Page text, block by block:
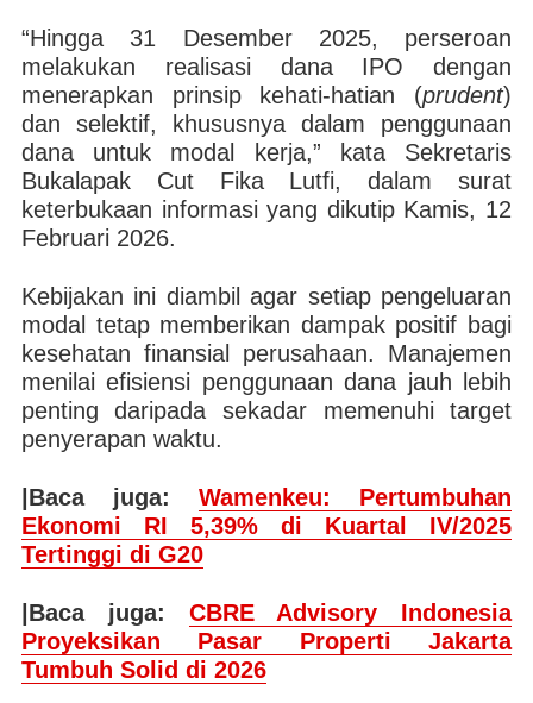
“Hingga 31 Desember 2025, perseroan
melakukan realisasi dana IPO dengan
menerapkan prinsip kehati-hatian (prudent)
dan selektif, khususnya dalam penggunaan
dana untuk modal kerja,” kata Sekretaris
Bukalapak Cut Fika Lutfi, dalam surat
keterbukaan informasi yang dikutip Kamis, 12
Februari 2026.
Kebijakan ini diambil agar setiap pengeluaran
modal tetap memberikan dampak positif bagi
kesehatan finansial perusahaan. Manajemen
menilai efisiensi penggunaan dana jauh lebih
penting daripada sekadar memenuhi target
penyerapan waktu.
|Baca juga:Wamenkeu: Pertumbuhan
Ekonomi RI 5,39% di Kuartal IV/2025
Tertinggi di G20
|Baca juga: CBRE Advisory Indonesia
Proyeksikan Pasar Properti Jakarta
Tumbuh Solid di 2026